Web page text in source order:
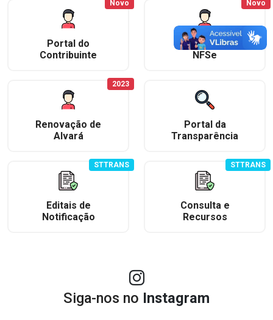
Portal do
Contribuinte
Novo
Emissão de
NFSe
Novo
Renovação de
Alvará
2023
Portal da
Transparência
Editais de
Notificação
STTRANS
Consulta e
Recursos
STTRANS
Siga-nos no Instagram